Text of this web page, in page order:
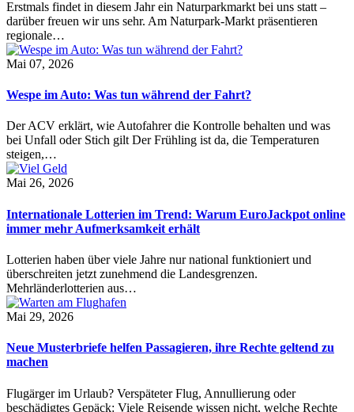
Erstmals findet in diesem Jahr ein Naturparkmarkt bei uns statt –
darüber freuen wir uns sehr. Am Naturpark-Markt präsentieren
regionale…
Mai 07, 2026
Wespe im Auto: Was tun während der Fahrt?
Der ACV erklärt, wie Autofahrer die Kontrolle behalten und was
bei Unfall oder Stich gilt Der Frühling ist da, die Temperaturen
steigen,…
Mai 26, 2026
Internationale Lotterien im Trend: Warum EuroJackpot online
immer mehr Aufmerksamkeit erhält
Lotterien haben über viele Jahre nur national funktioniert und
überschreiten jetzt zunehmend die Landesgrenzen.
Mehrländerlotterien aus…
Mai 29, 2026
Neue Musterbriefe helfen Passagieren, ihre Rechte geltend zu
machen
Flugärger im Urlaub? Verspäteter Flug, Annullierung oder
beschädigtes Gepäck: Viele Reisende wissen nicht, welche Rechte